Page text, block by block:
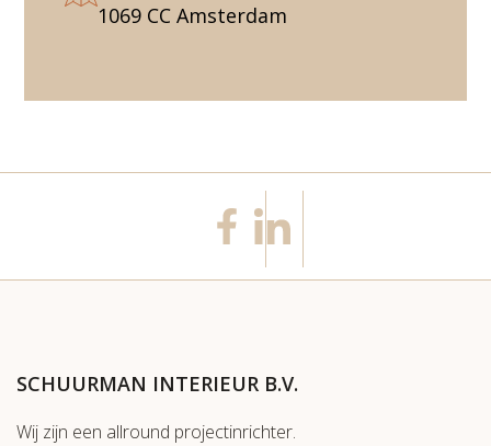
1069 CC Amsterdam
SCHUURMAN INTERIEUR B.V.
Wij zijn een allround projectinrichter.